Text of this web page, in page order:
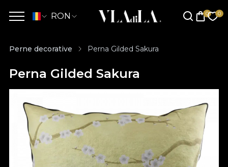
RON
Perne decorative Perna Gilded Sakura
Perna Gilded Sakura